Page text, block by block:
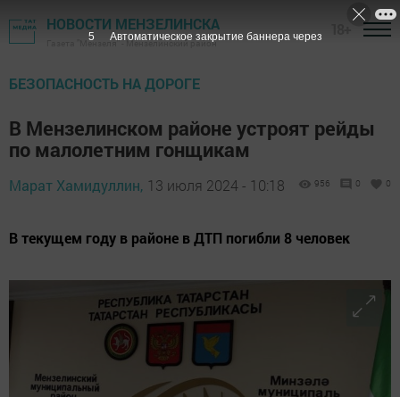
НОВОСТИ МЕНЗЕЛИНСКА
Газета "Мензеля" - Мензелинский район
БЕЗОПАСНОСТЬ НА ДОРОГЕ
В Мензелинском районе устроят рейды
по малолетним гонщикам
Марат Хамидуллин, 13 июля 2024 - 10:18 956 0 0
В текущем году в районе в ДТП погибли 8 человек
4 Автоматическое закрытие баннера через